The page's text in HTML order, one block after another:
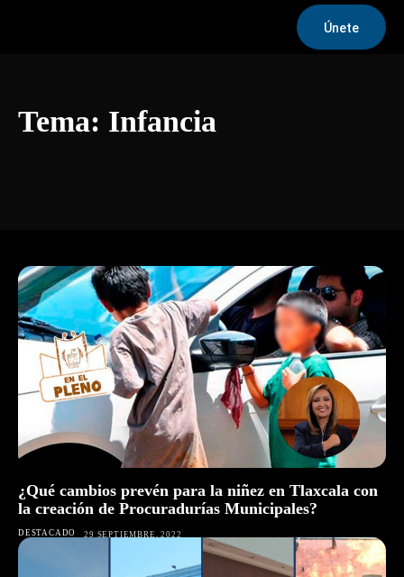
Únete
Tema: Infancia
¿Qué cambios prevén para la niñez en Tlaxcala con
la creación de Procuradurías Municipales?
DESTACADO 29 SEPTIEMBRE, 2022